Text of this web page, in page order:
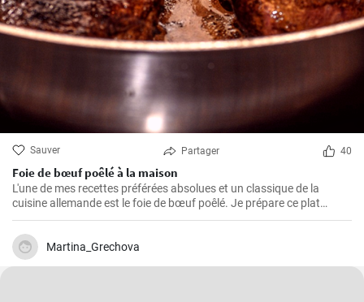
Sauver Partager 40
Foie de bœuf poêlé à la maison
L'une de mes recettes préférées absolues et un classique de la
cuisine allemande est le foie de bœuf poêlé. Je prépare ce plat
depuis des années dans ma propre cuisine et j'ai fait de petits
ajustements au fil du temps pour le perfectionner. Je suis très
heureux de le partager ici avec vous.
Martina_Grechova